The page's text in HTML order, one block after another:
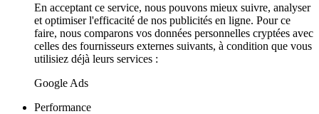
En acceptant ce service, nous pouvons mieux suivre, analyser
et optimiser l'efficacité de nos publicités en ligne. Pour ce
faire, nous comparons vos données personnelles cryptées avec
celles des fournisseurs externes suivants, à condition que vous
utilisiez déjà leurs services :
Google Ads
Performance